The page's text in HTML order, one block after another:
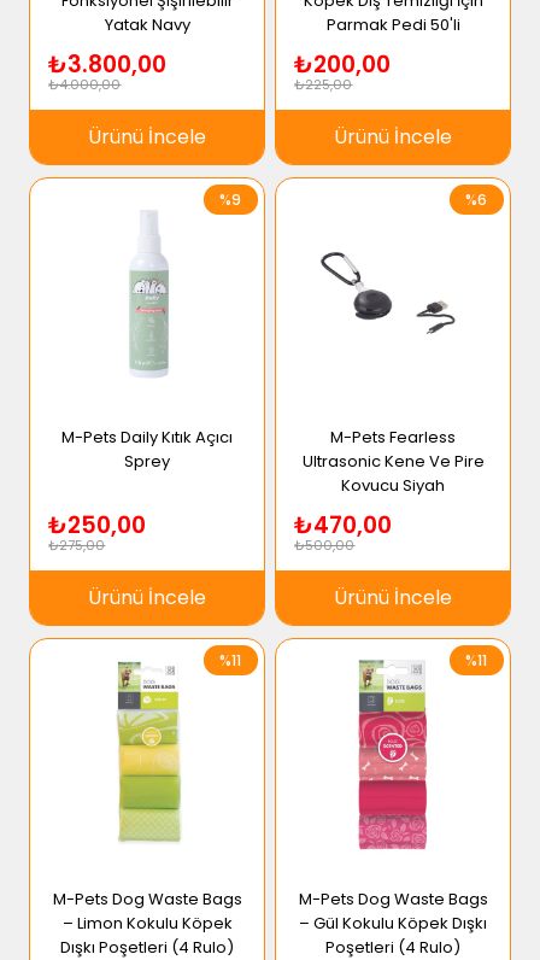
Yatak Navy
₺3.800,00
₺4.000,00
Ürünü İncele
Parmak Pedi 50'li
₺200,00
₺225,00
Ürünü İncele
M-Pets Daily Kıtık Açıcı
Sprey
₺250,00
₺275,00
Ürünü İncele
%9
M-Pets Fearless
Ultrasonic Kene Ve Pire
Kovucu Siyah
₺470,00
₺500,00
Ürünü İncele
%6
M-Pets Dog Waste Bags
– Limon Kokulu Köpek
Dışkı Poşetleri (4 Rulo)
%11
M-Pets Dog Waste Bags
– Gül Kokulu Köpek Dışkı
Poşetleri (4 Rulo)
%11